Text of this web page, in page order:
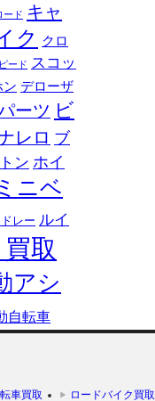
ード キャ
ク
クロ
ード スコッ
ン デローザ
ーツ ビ
レロ ブ
ン ホイ
ミニベ
ドレー ルイ
取
アシ
自転車
車買取 ロードバイク買取